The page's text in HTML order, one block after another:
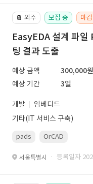
📔 외주 모집 중 마
EasyEDA 설계 파일
팅 결과 도출
예상 금액
300,000원
예상 기간
3일
개발
임베디드
기타(IT 서비스 구축)
pads OrCAD
서울특별시 · 등록일자